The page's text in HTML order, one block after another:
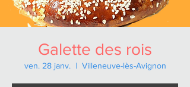
Galette des rois
ven. 28 janv.
  |
Villeneuve-lès-Avignon